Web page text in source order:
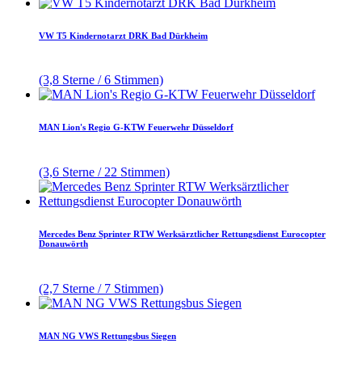
VW T5 Kindernotarzt DRK Bad Dürkheim
(3,8 Sterne / 6 Stimmen)
MAN Lion's Regio G-KTW Feuerwehr Düsseldorf
(3,6 Sterne / 22 Stimmen)
Mercedes Benz Sprinter RTW Werksärztlicher Rettungsdienst Eurocopter
Donauwörth
(2,7 Sterne / 7 Stimmen)
MAN NG VWS Rettungsbus Siegen